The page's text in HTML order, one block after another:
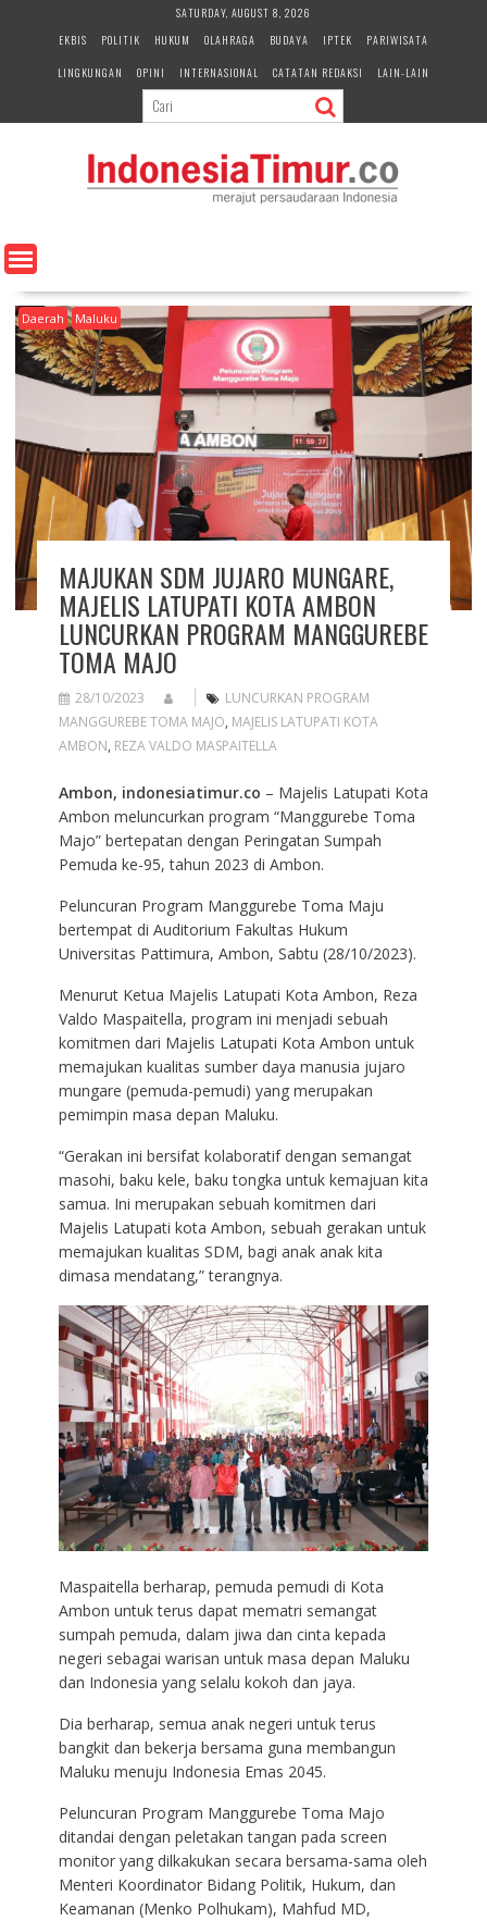
e
n
SATURDAY, AUGUST 8, 2026
EKBIS
POLITIK HUKUM OLAHRAGA BUDAYA IPTEK
PARIWISATA
LINGKUNGAN
OPINI INTERNASIONAL CATATAN REDAKSI LAIN-LAIN
Daerah Maluku
MAJUKAN SDM JUJARO MUNGARE,
MAJELIS LATUPATI KOTA AMBON
LUNCURKAN PROGRAM MANGGUREBE
TOMA MAJO
28/10/2023
LUNCURKAN PROGRAM
MANGGUREBE TOMA MAJO, MAJELIS LATUPATI KOTA
AMBON, REZA VALDO MASPAITELLA
Ambon, indonesiatimur.co – Majelis Latupati Kota
Ambon meluncurkan program “Manggurebe Toma
Majo” bertepatan dengan Peringatan Sumpah
Pemuda ke-95, tahun 2023 di Ambon.
Peluncuran Program Manggurebe Toma Maju
bertempat di Auditorium Fakultas Hukum
Universitas Pattimura, Ambon, Sabtu (28/10/2023).
Menurut Ketua Majelis Latupati Kota Ambon, Reza
Valdo Maspaitella, program ini menjadi sebuah
komitmen dari Majelis Latupati Kota Ambon untuk
memajukan kualitas sumber daya manusia jujaro
mungare (pemuda-pemudi) yang merupakan
pemimpin masa depan Maluku.
“Gerakan ini bersifat kolaboratif dengan semangat
masohi, baku kele, baku tongka untuk kemajuan kita
samua. Ini merupakan sebuah komitmen dari
Majelis Latupati kota Ambon, sebuah gerakan untuk
memajukan kualitas SDM, bagi anak anak kita
dimasa mendatang,” terangnya.
Maspaitella berharap, pemuda pemudi di Kota
Ambon untuk terus dapat mematri semangat
sumpah pemuda, dalam jiwa dan cinta kepada
negeri sebagai warisan untuk masa depan Maluku
dan Indonesia yang selalu kokoh dan jaya.
Dia berharap, semua anak negeri untuk terus
bangkit dan bekerja bersama guna membangun
Maluku menuju Indonesia Emas 2045.
Peluncuran Program Manggurebe Toma Majo
ditandai dengan peletakan tangan pada screen
monitor yang dilkakukan secara bersama-sama oleh
Menteri Koordinator Bidang Politik, Hukum, dan
Keamanan (Menko Polhukam), Mahfud MD,